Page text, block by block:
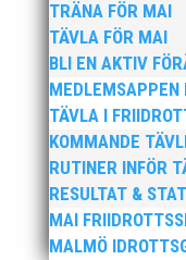
TRÄNA FÖR MAI
TÄVLA FÖR MAI
BLI EN AKTIV
MEDLEMSAPPEN
TÄVLA I
KOMMANDE
RUTINER INFÖR
RESULTAT &
MAI
MALMÖ